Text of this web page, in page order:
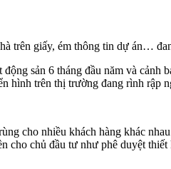
trên giấy, ém thông tin dự án…
sản 6 tháng đầu năm và
trên thị trường đang rình rập
cho nhiều khách hàng khác
cho chủ đầu tư như phê duyệt